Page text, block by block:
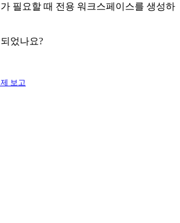
필요할 때 전용 워크스페이스를 생성하
었나요?
보고